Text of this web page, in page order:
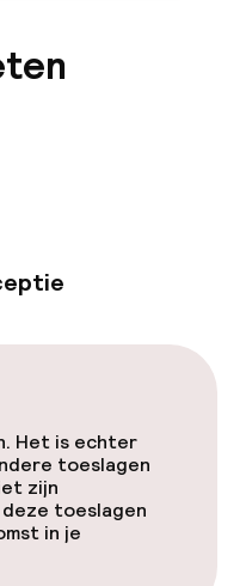
Het is echter
toeslagen
zijn
toeslagen
in je